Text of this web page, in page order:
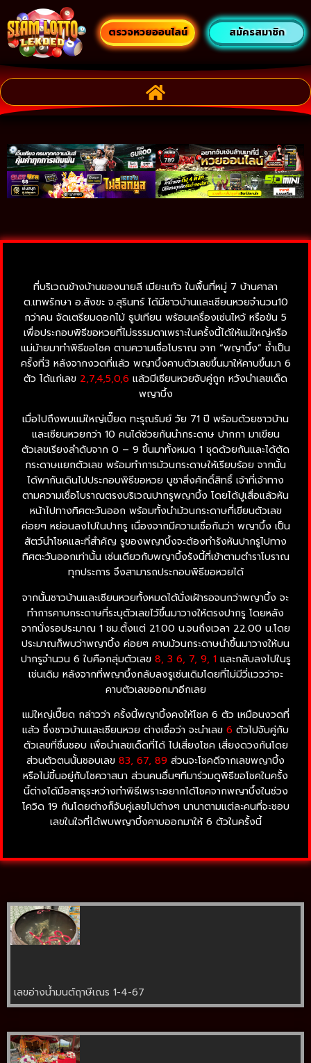
ตรวจหวยออนไลน์ สมัครสมาชิก
ที่บริเวณข้างบ้านของนายลี เมียะแก้ว ในพื้นที่หมู่ 7 บ้านศาลา
ต.เทพรักษา อ.สังขะ จ.สุรินทร์ ได้มีชาวบ้านและเซียนหวยจำนวน10
กว่าคน จัดเตรียมดอกไม้ ธูปเทียน พร้อมเครื่องเซ่นไหว้ หรือขัน 5
เพื่อประกอบพิธีขอหวยที่ไม่ธรรมดาเพราะในครั้งนี้ได้ให้แม่ใหญ่หรือ
แม่ม้ายมาทำพิธีขอโชค ตามความเชื่อโบราณ จาก “พญาบึ้ง” ซ้ำเป็น
ครั้งที่3 หลังจากงวดที่แล้ว พญาบึ้งคาบตัวเลขขึ้นมาให้คาบขึ้นมา 6
ตัว ได้แก่เลข 2,7,4,5,0,6 แล้วมีเซียนหวยจับคู่ถูก หวังนำเลขเด็ด
พญาบึ้ง
เมื่อไปถึงพบแม่ใหญ่เปี๊ยด ทะรุณรัมย์ วัย 71 ปี พร้อมด้วยชาวบ้าน
และเซียนหวยกว่า 10 คนได้ช่วยกันนำกระดาษ ปากกา มาเขียน
ตัวเลขเรียงลำดับจาก 0 – 9 ขึ้นมาทั้งหมด 1 ชุดด้วยกันและได้ตัด
กระดาษแยกตัวเลข พร้อมทำการม้วนกระดาษให้เรียบร้อย จากนั้น
ได้พากันเดินไปประกอบพิธีขอหวย บูชาสิ่งศักดิ์สิทธิ์ เจ้าที่เจ้าทาง
ตามความเชื่อโบราณตรงบริเวณปากรูพญาบึ้ง โดยได้ปูเสื่อแล้วหัน
หน้าไปทางทิศตะวันออก พร้อมทั้งนำม้วนกระดาษที่เขียนตัวเลข
ค่อยๆ หย่อนลงไปในปากรู เนื่องจากมีความเชื่อกันว่า พญาบึ้ง เป็น
สัตว์นำโชคและที่สำคัญ รูของพญาบึ้งจะต้องทำรังหันปากรูไปทาง
ทิศตะวันออกเท่านั้น เช่นเดียวกับพญาบึ้งรังนี้ที่เข้าตามตำราโบราณ
ทุกประการ จึงสามารถประกอบพิธีขอหวยได้
จากนั้นชาวบ้านและเซียนหวยทั้งหมดได้นั่งเฝ้ารอจนกว่าพญาบึ้ง จะ
ทำการคาบกระดาษที่ระบุตัวเลขไว้ขึ้นมาวางให้ตรงปากรู โดยหลัง
จากนั่งรอประมาณ 1 ชม.ตั้งแต่ 21.00 น.จนถึงเวลา 22.00 น.โดย
ประมาณก็พบว่าพญาบึ้ง ค่อยๆ คาบม้วนกระดาษนำขึ้นมาวางให้บน
ปากรูจำนวน 6 ใบคือกลุ่มตัวเลข 8, 3 6, 7, 9, 1และกลับลงไปในรู
เช่นเดิม หลังจากที่พญาบึ้งกลับลงรูเช่นเดิมโดยที่ไม่มีวี่แววว่าจะ
คาบตัวเลขออกมาอีกเลย
แม่ใหญ่เปี๊ยด กล่าวว่า ครั้งนี้พญาบึ้งคงให้โชค 6 ตัว เหมือนงวดที่
แล้ว ซึ่งชาวบ้านและเซียนหวย ต่างเชื่อว่า จะนำเลข 6 ตัวไปจับคู่กับ
ตัวเลขที่ชื่นชอบ เพื่อนำเลขเด็ดที่ได้ ไปเสี่ยงโชค เสี่ยงดวงกันโดย
ส่วนตัวตนนั้นชอบเลข 83, 67, 89 ส่วนจะโชคดีจากเลขพญาบึ้ง
หรือไม่ขี้นอยู่กับโชควาสนา ส่วนคนอื่นๆทีมาร่วมดูพิธีขอโชคในครั้ง
นี้ต่างได้มือสาธุระหว่างทำพิธีเพราะอยากได้โชคจากพญาบึ้งในช่วง
โควิด 19 กันโดยต่างก็จับคู่เลขไปต่างๆ นานาตามแต่ละคนที่จะชอบ
เลขในใจที่ได้พบพญาบึ้งคาบออกมาให้ 6 ตัวในครั้งนี้
เลขอ่างน้ำมนต์ฤาษีเณร 1-4-67